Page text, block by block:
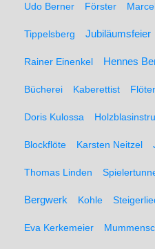
Udo Berner Förster
Tippelsberg Jubiläumsfeier
Rainer Einenkel Hennes
Bücherei Kaberettist
Doris Kulossa
Blockflöte Karsten Neitzel
Thomas Linden
Bergwerk Kohle
Eva Kerkemeier